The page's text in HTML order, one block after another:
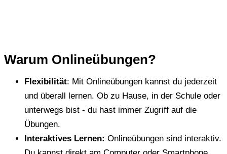
Warum Onlineübungen?
Flexibilität: Mit Onlineübungen kannst du jederzeit
und überall lernen. Ob zu Hause, in der Schule oder
unterwegs bist - du hast immer Zugriff auf die
Übungen.
Interaktives Lernen: Onlineübungen sind interaktiv.